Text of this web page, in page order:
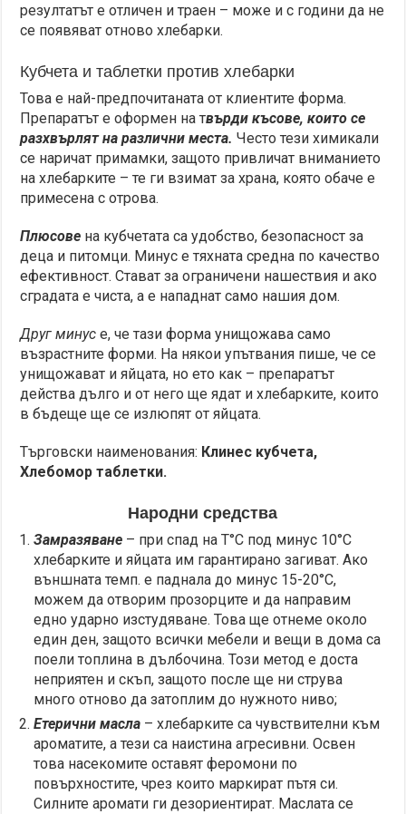
резултатът е отличен и траен – може и с години да не
се появяват отново хлебарки.
Кубчета и таблетки против хлебарки
Това е най-предпочитаната от клиентите форма.
Препаратът е оформен на твърди късове, които се
разхвърлят на различни места. Често тези химикали
се наричат примамки, защото привличат вниманието
на хлебарките – те ги взимат за храна, която обаче е
примесена с отрова.
Плюсове на кубчетата са удобство, безопасност за
деца и питомци. Минус е тяхната средна по качество
ефективност. Стават за ограничени нашествия и ако
сградата е чиста, а е нападнат само нашия дом.
Друг минус е, че тази форма унищожава само
възрастните форми. На някои упътвания пише, че се
унищожават и яйцата, но ето как – препаратът
действа дълго и от него ще ядат и хлебарките, които
в бъдеще ще се излюпят от яйцата.
Търговски наименования: Клинес кубчета,
Хлебомор таблетки.
Народни средства
Замразяване – при спад на Т°С под минус 10°С
хлебарките и яйцата им гарантирано загиват. Ако
външната темп. е паднала до минус 15-20°С,
можем да отворим прозорците и да направим
едно ударно изстудяване. Това ще отнеме около
един ден, защото всички мебели и вещи в дома са
поели топлина в дълбочина. Този метод е доста
неприятен и скъп, защото после ще ни струва
много отново да затоплим до нужното ниво;
Етерични масла – хлебарките са чувствителни към
ароматите, а тези са наистина агресивни. Освен
това насекомите оставят феромони по
повърхностите, чрез които маркират пътя си.
Силните аромати ги дезориентират. Маслата се